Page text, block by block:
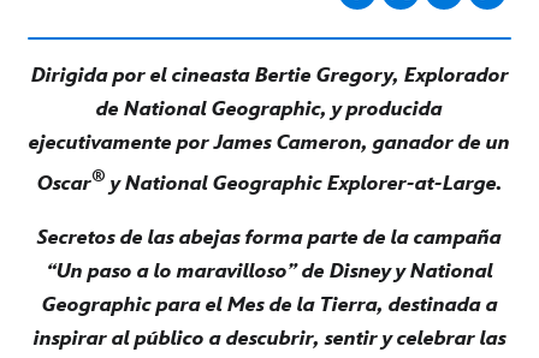
Dirigida por el cineasta Bertie Gregory, Explorador
de National Geographic, y producida
ejecutivamente por James Cameron, ganador de un
Oscar® y National Geographic Explorer-at-Large.
Secretos de las abejas forma parte de la campaña
“Un paso a lo maravilloso” de Disney y National
Geographic para el Mes de la Tierra, destinada a
inspirar al público a descubrir, sentir y celebrar las